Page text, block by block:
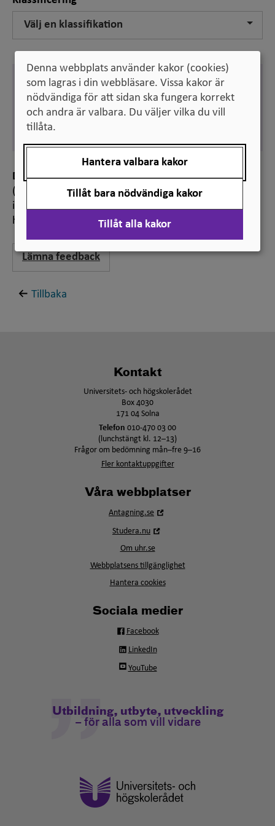
Välj en klassifikation
Engelska
evaluation
Svenska
utvärdering
Definition
(inom högskoleväsendet): systematisk analys av
information för att värdera en eller flera aspekter på
högskoleutbildning eller forskning
Lämna feedback
Tillbaka
Kontakt
Universitets- och högskolerådet
Box 4030
171 04 Solna
Telefon 010-470 03 00
(lunchstängt kl. 12–13)
Frågor om bedömning mån–fre 9–16
Fler kontaktuppgifter
Våra webbplatser
Antagning.se
Studera.nu
fönster
Om uhr.se
Webbplatsens tillgänglighet
Hantera cookies
Sociala medier
Facebook
LinkedIn
YouTube
Utbildning, utbyte, utveckling
– för alla som vill vidare
Denna webbplats använder kakor (cookies)
som lagras i din webbläsare. Vissa kakor är
nödvändiga för att sidan ska fungera korrekt
och andra är valbara. Du väljer vilka du vill
tillåta.
Hantera valbara kakor
Tillåt bara nödvändiga kakor
Tillåt alla kakor